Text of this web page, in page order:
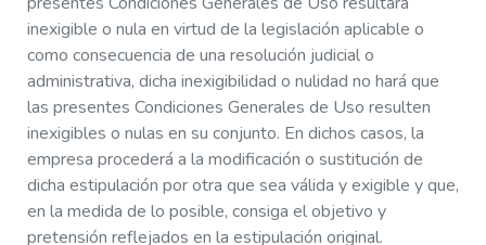
inexigible o nula en virtud de la legislación aplicable o
como consecuencia de una resolución judicial o
administrativa, dicha inexigibilidad o nulidad no hará que
las presentes Condiciones Generales de Uso resulten
inexigibles o nulas en su conjunto. En dichos casos, la
empresa procederá a la modificación o sustitución de
dicha estipulación por otra que sea válida y exigible y que,
en la medida de lo posible, consiga el objetivo y
pretensión reflejados en la estipulación original.